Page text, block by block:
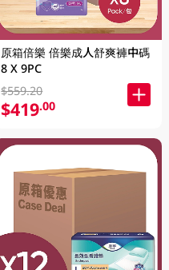
原箱倍樂 倍樂成人舒爽褲中碼
8 X 9PC
$559.20
$419.00